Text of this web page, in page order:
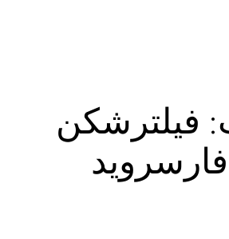
فیلترشکن
فارسروید